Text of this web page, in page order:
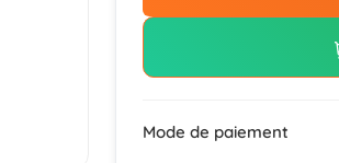
Mode de paiement